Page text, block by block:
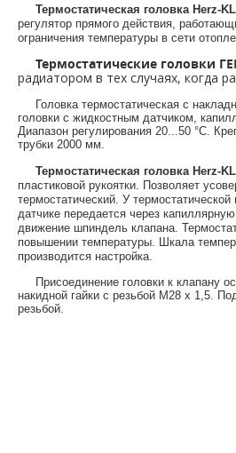
Термостатическая головка Herz-
регулятор прямого действия,
ограничения температуры в сети
Термостатические
радиатором в тех случаях, когда
головки с жидкостным датчиком,
Диапазон регулирования 20...50 °С.
трубки 2000 мм.
Термостатическая головка Herz-
пластиковой рукоятки. Позволяет
термостатический. У
датчике передается через
движение шпиндель клапана.
повышении температуры. Шкала
производится настройка.
накидной гайки с резьбой М28 x 1,5.
резьбой.